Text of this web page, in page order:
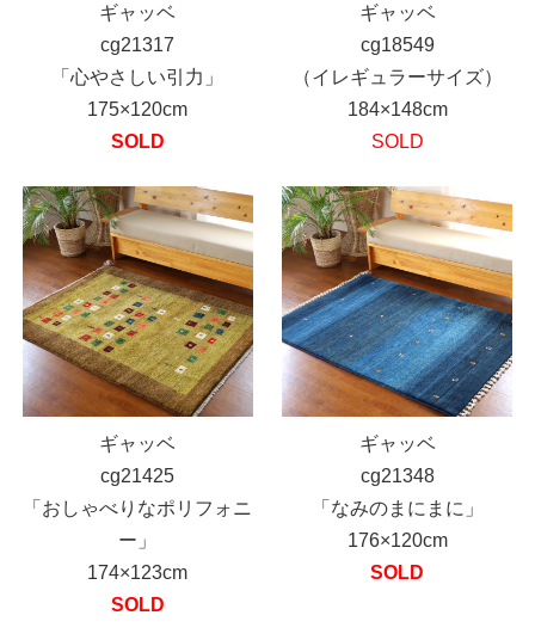
ギャッベ
cg21317
「心やさしい引力」
175×120cm
SOLD
ギャッベ
cg18549
（イレギュラーサイズ）
184×148cm
SOLD
ギャッベ
cg21425
「おしゃべりなポリフォニ
ー」
174×123cm
SOLD
ギャッベ
cg21348
「なみのまにまに」
176×120cm
SOLD